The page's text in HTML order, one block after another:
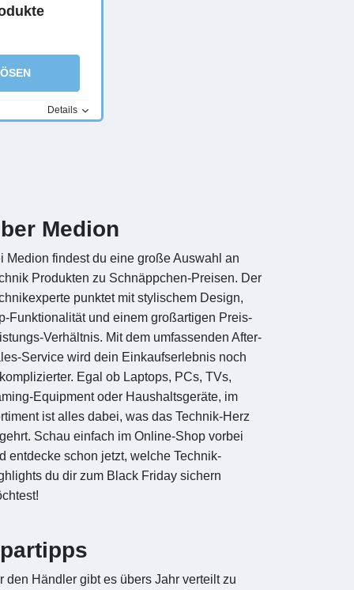
Details
Medion
Medion findest du eine große Auswahl an
Produkten zu Schnäppchen-Preisen. Der
punktet mit stylischem Design,
Funktionalität und einem großartigen Preis-
Verhältnis. Mit dem umfassenden After-
Service wird dein Einkaufserlebnis noch
Egal ob Laptops, PCs, TVs,
Equipment oder Haushaltsgeräte, im
ist alles dabei, was das Technik-Herz
Schau einfach im Online-Shop vorbei
entdecke schon jetzt, welche Technik-
du dir zum Black Friday sichern
den Händler gibt es übers Jahr verteilt zu